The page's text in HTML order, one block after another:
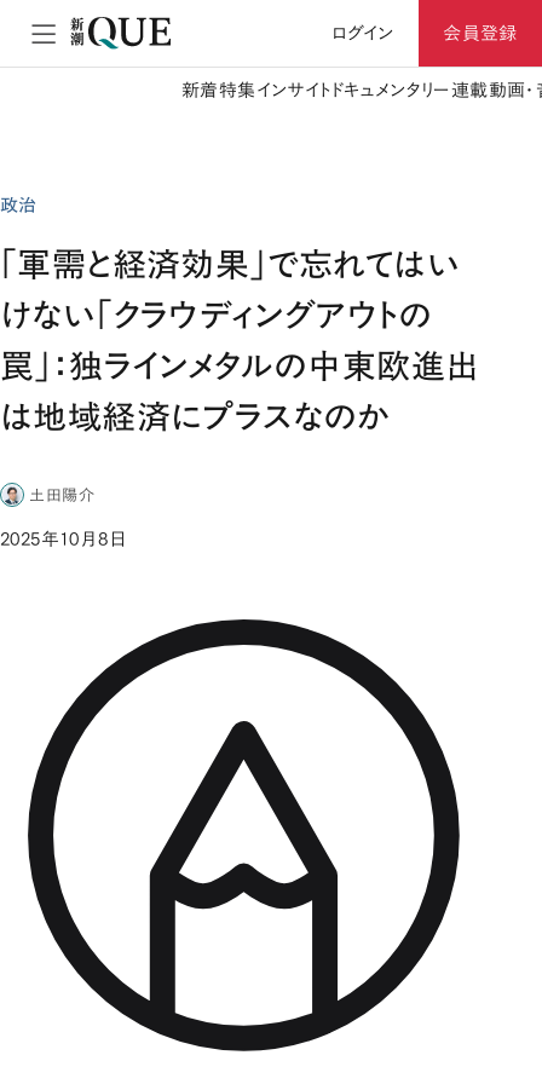
ログイン 会員登録
新着特集 インサイト ドキュメンタリー 連載動画
政治
「軍需と経済効果」で忘れてはい
けない「クラウディングアウトの
罠」：独ラインメタルの中東欧進出
は地域経済にプラスなのか
土田陽介
2025年10月8日